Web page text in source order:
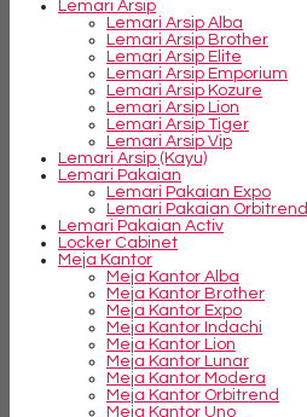
Lemari Arsip
Lemari Arsip Alba
Lemari Arsip Brother
Lemari Arsip Elite
Lemari Arsip Emporium
Lemari Arsip Kozure
Lemari Arsip Lion
Lemari Arsip Tiger
Lemari Arsip Vip
Lemari Arsip (Kayu)
Lemari Pakaian
Lemari Pakaian Expo
Lemari Pakaian Orbitrend
Lemari Pakaian Activ
Locker Cabinet
Meja Kantor
Meja Kantor Alba
Meja Kantor Brother
Meja Kantor Expo
Meja Kantor Indachi
Meja Kantor Lion
Meja Kantor Lunar
Meja Kantor Modera
Meja Kantor Orbitrend
Meja Kantor Uno